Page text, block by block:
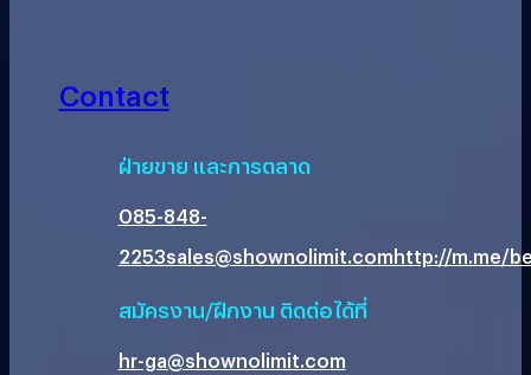
Contact
ฝ่ายขาย และการตลาด
085-848-
2253sales@shownolimit.comhttp://m.me/
สมัครงาน/ฝึกงาน ติดต่อได้ที่
hr-ga@shownolimit.com